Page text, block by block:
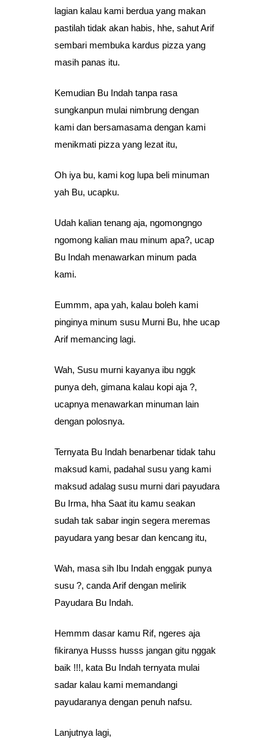
lagian kalau kami berdua yang makan
pastilah tidak akan habis, hhe, sahut Arif
sembari membuka kardus pizza yang
masih panas itu.
Kemudian Bu Indah tanpa rasa
sungkanpun mulai nimbrung dengan
kami dan bersamasama dengan kami
menikmati pizza yang lezat itu,
Oh iya bu, kami kog lupa beli minuman
yah Bu, ucapku.
Udah kalian tenang aja, ngomongngo
ngomong kalian mau minum apa?, ucap
Bu Indah menawarkan minum pada
kami.
Eummm, apa yah, kalau boleh kami
pinginya minum susu Murni Bu, hhe ucap
Arif memancing lagi.
Wah, Susu murni kayanya ibu nggk
punya deh, gimana kalau kopi aja ?,
ucapnya menawarkan minuman lain
dengan polosnya.
Ternyata Bu Indah benarbenar tidak tahu
maksud kami, padahal susu yang kami
maksud adalag susu murni dari payudara
Bu Irma, hha Saat itu kamu seakan
sudah tak sabar ingin segera meremas
payudara yang besar dan kencang itu,
Wah, masa sih Ibu Indah enggak punya
susu ?, canda Arif dengan melirik
Payudara Bu Indah.
Hemmm dasar kamu Rif, ngeres aja
fikiranya Husss husss jangan gitu nggak
baik !!!, kata Bu Indah ternyata mulai
sadar kalau kami memandangi
payudaranya dengan penuh nafsu.
Lanjutnya lagi,